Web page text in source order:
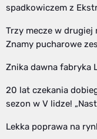
spadkowiczem z
Trzy mecze w drugiej
Znamy pucharowe
Znika dawna fabryka
20 lat czekania
sezon w V lidze!
Lekka poprawa na